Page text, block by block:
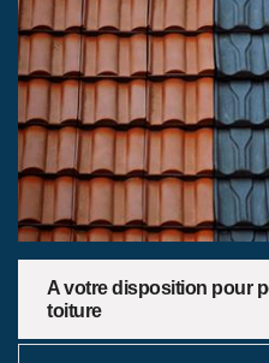
A votre disposition pour
toiture